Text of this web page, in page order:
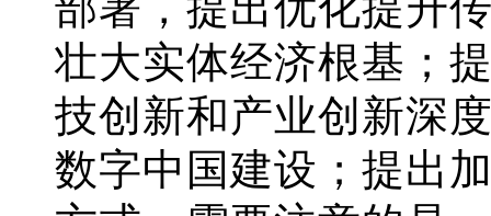
壮大实体经济根基；
技创新和产业创新深
数字中国建设；提出